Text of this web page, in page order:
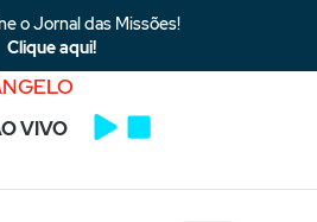
o Jornal das Missões!
Clique aqui!
VIVO